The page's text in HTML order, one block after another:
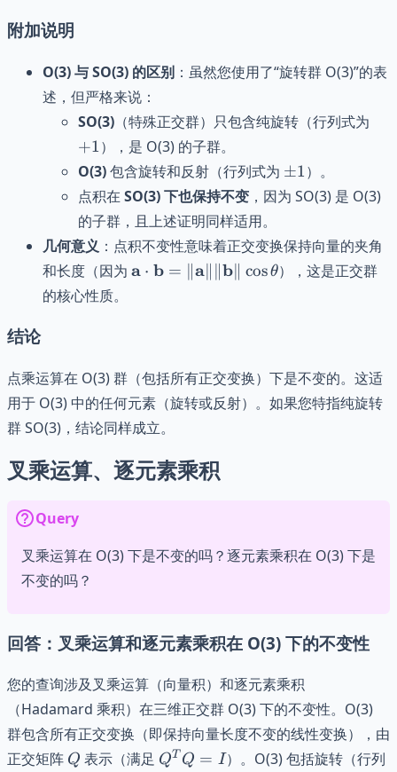
4 + 2
\cdot
5 +
(-3)
\cdot
(-6)
= 4
+ 10
+ 18
= 32
附加说明
O(3) 与 SO(3) 的区别 ：虽然您使用了“旋转群 O(3)”的表
述，但严格来说：
SO(3) （特殊正交群）只包含纯旋转（行列式为
+1），是 O(3) 的子群。
O(3)包含旋转和反射（行列式为 \pm
1
±1）。
点积在 SO(3) 下也保持不变 ，因为 SO(3) 是 O(3)
的子群，且上述证明同样适用。
几何意义 ：点积不变性意味着正交变换保持向量的夹角
和长度（因为 \mathbf{a}
\cos \theta
a ⋅ b = ∥a∥∥b∥ cosθ），这是正交群
的核心性质。
结论
点乘运算在 O(3) 群（包括所有正交变换）下是不变的。这适
用于 O(3) 中的任何元素（旋转或反射）。如果您特指纯旋转
群 SO(3)，结论同样成立。
叉乘运算、逐元素乘积
Query
叉乘运算在 O(3) 下是不变的吗？逐元素乘积在 O(3) 下是
不变的吗？
回答：叉乘运算和逐元素乘积在 O(3) 下的不变性
您的查询涉及叉乘运算（向量积）和逐元素乘积
（Hadamard 乘积）在三维正交群 O(3) 下的不变性。O(3)
群包含所有正交变换（即保持向量长度不变的线性变换），由
正交矩阵 Q
Q 表示（满足 Q^T
QT Q = I）。O(3) 包括旋转（行列